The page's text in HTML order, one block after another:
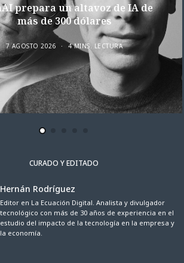
prepara un altavoz de IA de
más de 300 dólares
7 AGOSTO 2026 4 MINS. LECTURA
CURADO Y EDITADO
Hernán Rodríguez
Editor en La Ecuación Digital. Analista y divulgador
tecnológico con más de 30 años de experiencia en el
estudio del impacto de la tecnología en la empresa y
la economía.